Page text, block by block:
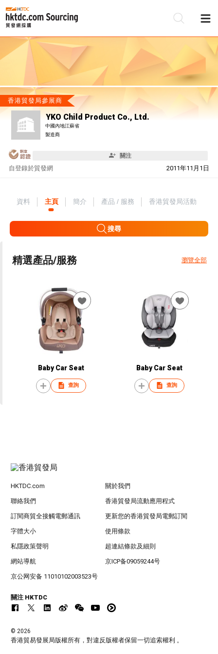
香港貿發局參展商
YKO Child Product Co., Ltd.
中國內地江蘇省
製造商
關注
自 2011年11月1日
登錄於貿發網
資料 主頁 簡介 產品 / 服務 香港貿發局活動
搜尋
精選產品/服務 瀏覽全部
Baby Car Seat
查詢
Baby Car Seat
查詢
HKTDC.com 關於我們
聯絡我們 香港貿發局流動應用程式
訂閱商貿全接觸電郵通訊 更新您的香港貿發局電郵訂閱
字體大小 使用條款
私隱政策聲明 超連結條款及細則
網站導航 京ICP备09059244号
京公网安备 11010102003523号
關注 HKTDC
© 2026
香港貿易發展局版權所有，對違反版權者保留一切追索權利 。